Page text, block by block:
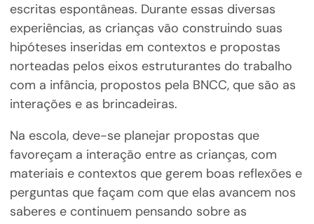
escritas espontâneas. Durante essas diversas
experiências, as crianças vão construindo suas
hipóteses inseridas em contextos e propostas
norteadas pelos eixos estruturantes do trabalho
com a infância, propostos pela BNCC, que são as
interações e as brincadeiras.
Na escola, deve-se planejar propostas que
favoreçam a interação entre as crianças, com
materiais e contextos que gerem boas reflexões e
perguntas que façam com que elas avancem nos
saberes e continuem pensando sobre as